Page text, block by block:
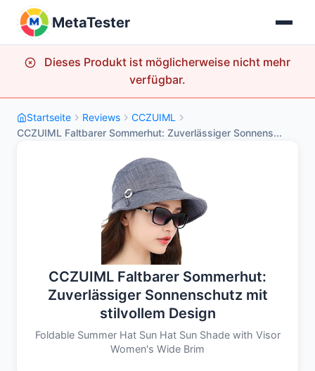
MetaTester
Dieses Produkt ist möglicherweise nicht mehr
verfügbar.
Startseite Reviews
CCZUIML
CCZUIML Faltbarer Sommerhut: Zuverlässiger Sonnens...
CCZUIML Faltbarer Sommerhut:
Zuverlässiger Sonnenschutz mit
stilvollem Design
Foldable Summer Hat Sun Hat Sun Shade with Visor
Women's Wide Brim